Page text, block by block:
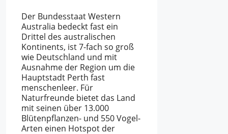
Der Bundesstaat Western
Australia bedeckt fast ein
Drittel des australischen
Kontinents, ist 7-fach so groß
wie Deutschland und mit
Ausnahme der Region um die
Hauptstadt Perth fast
menschenleer. Für
Naturfreunde bietet das Land
mit seinen über 13.000
Blütenpflanzen- und 550 Vogel-
Arten einen Hotspot der